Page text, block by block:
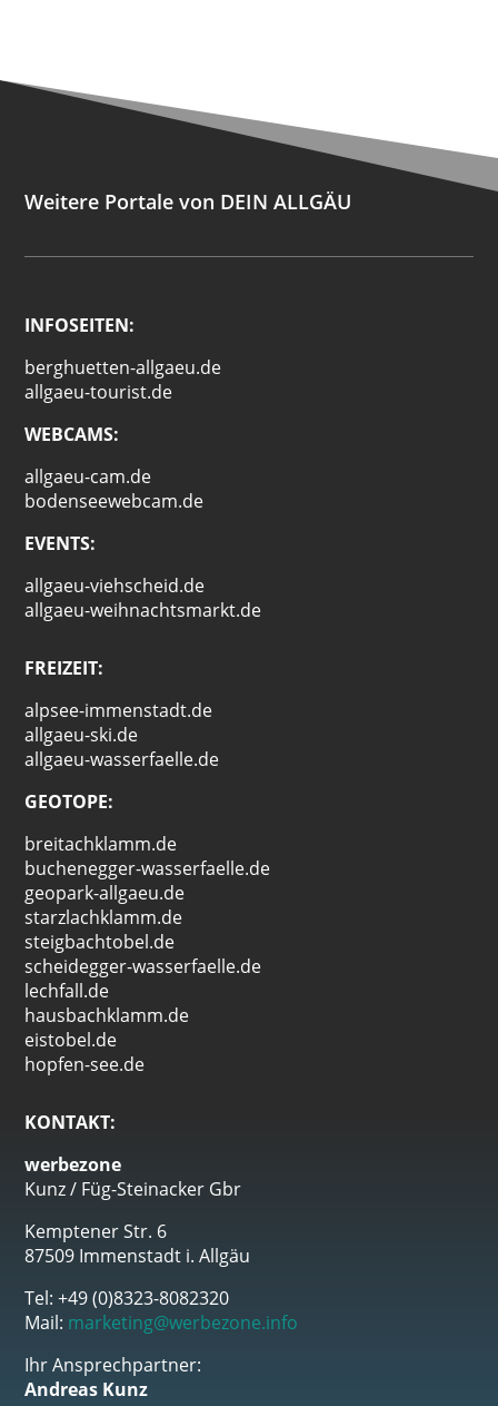
Weitere Portale von DEIN ALLGÄU
INFOSEITEN:
berghuetten-allgaeu.de
allgaeu-tourist.de
WEBCAMS:
allgaeu-cam.de
bodenseewebcam.de
EVENTS:
allgaeu-viehscheid.de
allgaeu-weihnachtsmarkt.de
FREIZEIT:
alpsee-immenstadt.de
allgaeu-ski.de
allgaeu-wasserfaelle.de
GEOTOPE:
breitachklamm.de
buchenegger-wasserfaelle.de
geopark-allgaeu.de
starzlachklamm.de
steigbachtobel.de
scheidegger-wasserfaelle.de
lechfall.de
hausbachklamm.de
eistobel.de
hopfen-see.de
KONTAKT:
werbezone
Kunz / Füg-Steinacker Gbr
Kemptener Str. 6
87509 Immenstadt i. Allgäu
Tel: +49 (0)8323-8082320
Mail: marketing@werbezone.info
Ihr Ansprechpartner:
Andreas Kunz